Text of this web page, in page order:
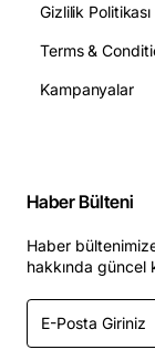
Gizlilik Politikası
Terms &
Kampanyalar
Haber Bülteni
Haber
hakkında güncel
E-
Posta
Giriniz